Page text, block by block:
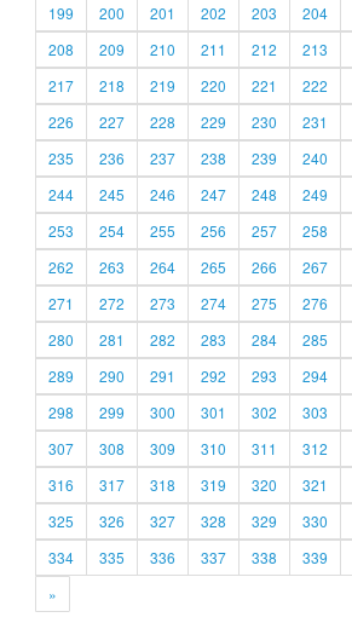
199
200 201 202 203 204
208
209 210 211 212 213
217
218 219 220 221 222
226
227 228 229 230 231
235
236 237 238 239 240
244
245 246 247 248 249
253
254 255 256 257 258
262
263 264 265 266 267
271
272 273 274 275 276
280
281 282 283 284 285
289
290 291 292 293 294
298
299 300 301 302 303
307
308 309 310 311 312
316
317 318 319 320 321
325
326 327 328 329 330
334
335 336 337 338 339
»